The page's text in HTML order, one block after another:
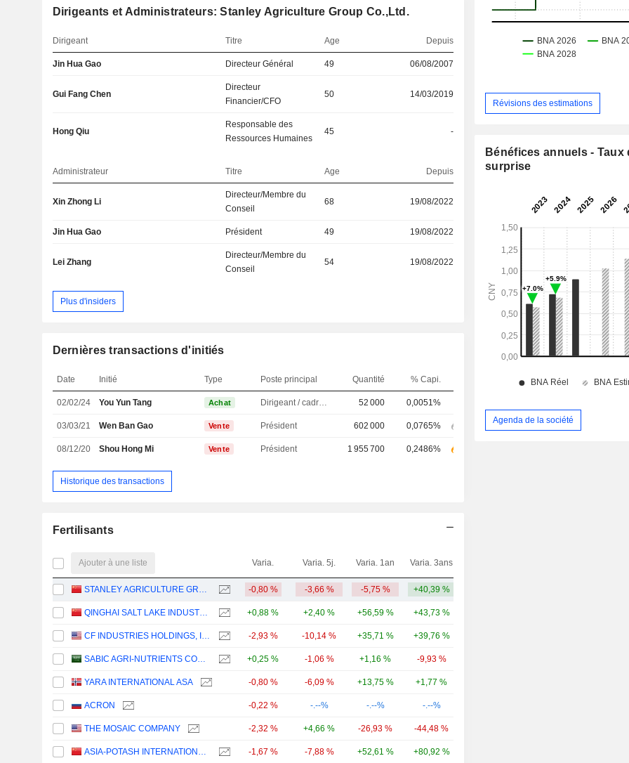
Dirigeants et Administrateurs: Stanley Agriculture Group Co.,Ltd.
Dirigeant Titre Age Depuis
Jin Hua Gao Directeur Général 49 06/08/2007
Gui Fang Chen
Directeur
Financier/CFO
50 14/03/2019
Hong Qiu
Responsable des
Ressources Humaines
45 -
Administrateur Titre Age Depuis
Xin Zhong Li
Directeur/Membre du
Conseil
68 19/08/2022
Jin Hua Gao Président 49 19/08/2022
Lei Zhang
Directeur/Membre du
Conseil
54 19/08/2022
Plus d'insiders
Dernières transactions d'initiés
Date Initié Type Poste principal Quantité % Capi.
02/02/24 You Yun Tang Achat Dirigeant / cadre principal 52 000 0,0051%
03/03/21 Wen Ban Gao Vente Président 602 000 0,0765%
08/12/20 Shou Hong Mi Vente Président 1 955 700 0,2486%
Historique des transactions
Fertilisants
Ajouter à une liste Varia. Varia. 5j. Varia. 1an Varia. 3ans
STANLEY AGRICULTURE GROUP CO.,LTD. -0,80 % -3,66 % -5,75 % +40,39 %
QINGHAI SALT LAKE INDUSTRY CO.,LTD +0,88 % +2,40 % +56,59 % +43,73 %
CF INDUSTRIES HOLDINGS, INC. -2,93 % -10,14 % +35,71 % +39,76 %
SABIC AGRI-NUTRIENTS COMPANY +0,25 % -1,06 % +1,16 % -9,93 %
YARA INTERNATIONAL ASA -0,80 % -6,09 % +13,75 % +1,77 %
ACRON -0,22 % -.--% -.--% -.--%
THE MOSAIC COMPANY -2,32 % +4,66 % -26,93 % -44,48 %
ASIA-POTASH INTERNATIONAL INVESTMENT (GUANGZHOU)CO.,LTD. -1,67 % -7,88 % +52,61 % +80,92 %
Révisions des estimations
Bénéfices annuels - Taux
surprise
Agenda de la société